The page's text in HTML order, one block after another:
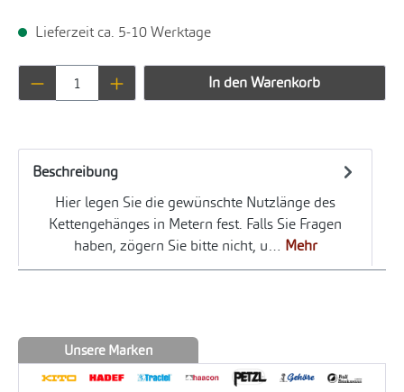
Lieferzeit ca. 5-10 Werktage
Produkt Anzahl: Gib den gewünschten
In den Warenkorb
Beschreibung
Hier legen Sie die gewünschte Nutzlänge des
Kettengehänges in Metern fest. Falls Sie Fragen
haben, zögern Sie bitte nicht, u… Mehr
Unsere Marken